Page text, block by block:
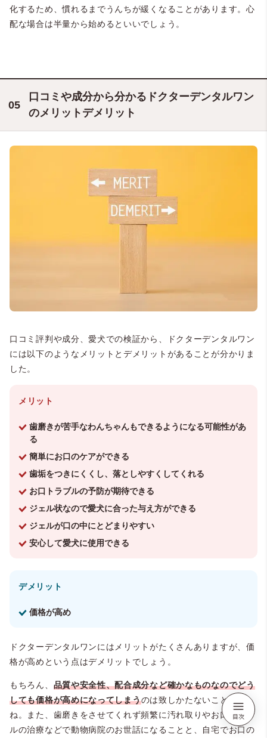
化するため、慣れるまでうんちが緩くなることがあります。心
配な場合は半量から始めるといいでしょう。
口コミや成分から分かるドクターデンタルワン
のメリットデメリット
口コミ評判や成分、愛犬での検証から、ドクターデンタルワン
には以下のようなメリットとデメリットがあることが分かりま
した。
メリット
歯磨きが苦手なわんちゃんもできるようになる可能性があ
る
簡単にお口のケアができる
歯垢をつきにくくし、落としやすくしてくれる
お口トラブルの予防が期待できる
ジェル状なので愛犬に合った与え方ができる
ジェルが口の中にとどまりやすい
安心して愛犬に使用できる
デメリット
価格が高め
ドクターデンタルワンにはメリットがたくさんありますが、価
格が高めという点はデメリットでしょう。
もちろん、 品質や安全性、配合成分など確かなものなのでどう
しても価格が高めになってしまうのは致しかたないことです
ね。また、歯磨きをさせてくれず頻繁に汚れ取りやお口トラブ
ルの治療などで動物病院のお世話になることと、自宅でお口の